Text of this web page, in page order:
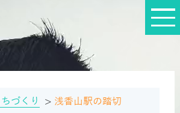
ちづくり 浅香山駅の踏切